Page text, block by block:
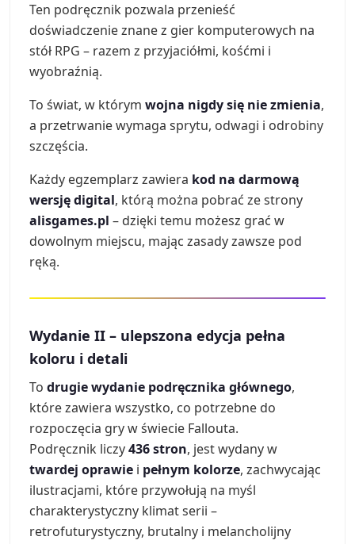
Ten podręcznik pozwala przenieść
doświadczenie znane z gier komputerowych na
stół RPG – razem z przyjaciółmi, kośćmi i
wyobraźnią.
To świat, w którym wojna nigdy się nie zmienia,
a przetrwanie wymaga sprytu, odwagi i odrobiny
szczęścia.
Każdy egzemplarz zawiera kod na darmową
wersję digital, którą można pobrać ze strony
alisgames.pl – dzięki temu możesz grać w
dowolnym miejscu, mając zasady zawsze pod
ręką.
Wydanie II – ulepszona edycja pełna
koloru i detali
To drugie wydanie podręcznika głównego,
które zawiera wszystko, co potrzebne do
rozpoczęcia gry w świecie Fallouta.
Podręcznik liczy436 stron, jest wydany w
twardej oprawie i pełnym kolorze, zachwycając
ilustracjami, które przywołują na myśl
charakterystyczny klimat serii –
retrofuturystyczny, brutalny i melancholijny